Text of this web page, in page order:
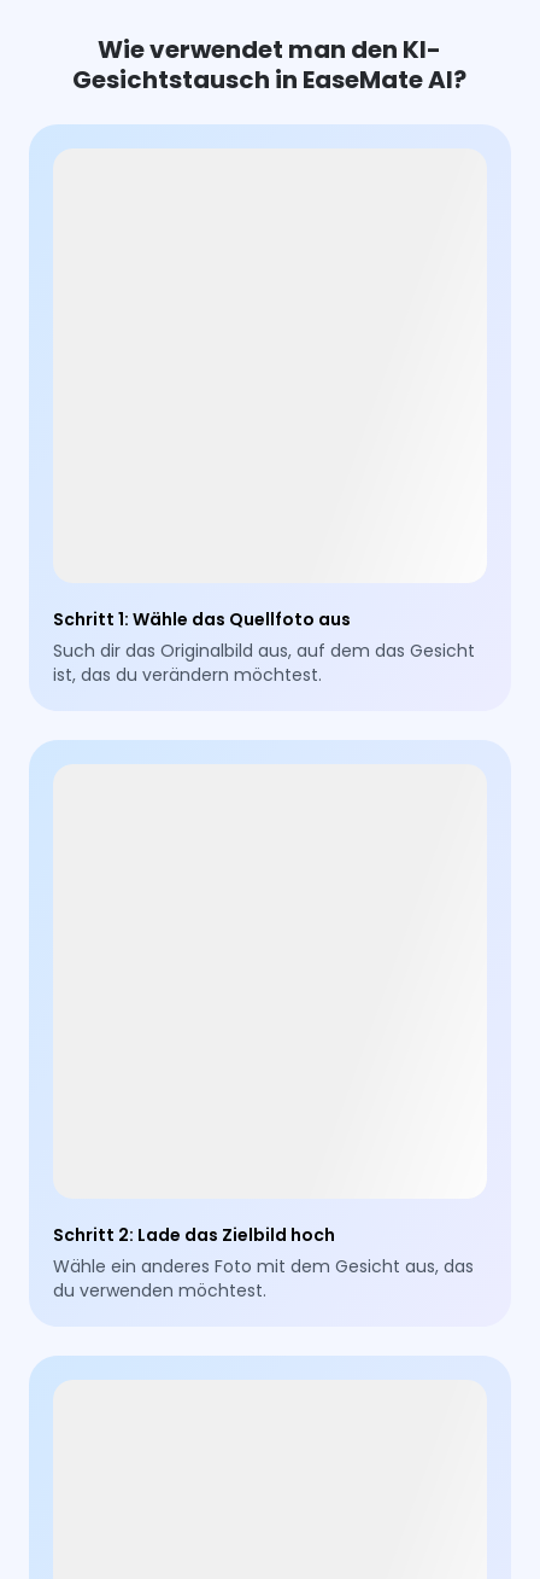
Wie verwendet man den KI-
Gesichtstausch in EaseMate AI?
Schritt 1:Wähle das Quellfoto aus
Such dir das Originalbild aus, auf dem das Gesicht
ist, das du verändern möchtest.
Schritt 2: Lade das Zielbild hoch
Wähle ein anderes Foto mit dem Gesicht aus, das
du verwenden möchtest.